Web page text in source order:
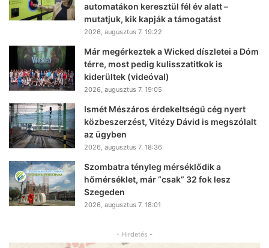
automatákon keresztül fél év alatt –
mutatjuk, kik kapják a támogatást
2026, augusztus 7. 19:22
Már megérkeztek a Wicked díszletei a Dóm
térre, most pedig kulisszatitkok is
kiderültek (videóval)
2026, augusztus 7. 19:05
Ismét Mészáros érdekeltségű cég nyert
közbeszerzést, Vitézy Dávid is megszólalt
az ügyben
2026, augusztus 7. 18:36
Szombatra tényleg mérséklődik a
hőmérséklet, már “csak” 32 fok lesz
Szegeden
2026, augusztus 7. 18:01
- Hirdetés -